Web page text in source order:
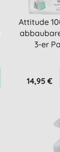
Attitude
3-er
14,95 €